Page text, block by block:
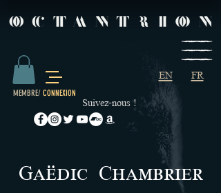
EN FR
Suivez-nous !
MEMBRE/ CONNEXION
Gaëdic Chambrier